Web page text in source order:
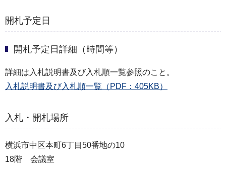
開札予定日
開札予定日詳細（時間等）
詳細は入札説明書及び入札順一覧参照のこと。
入札説明書及び入札順一覧（PDF：405KB）
入札・開札場所
横浜市中区本町6丁目50番地の10
18階 会議室